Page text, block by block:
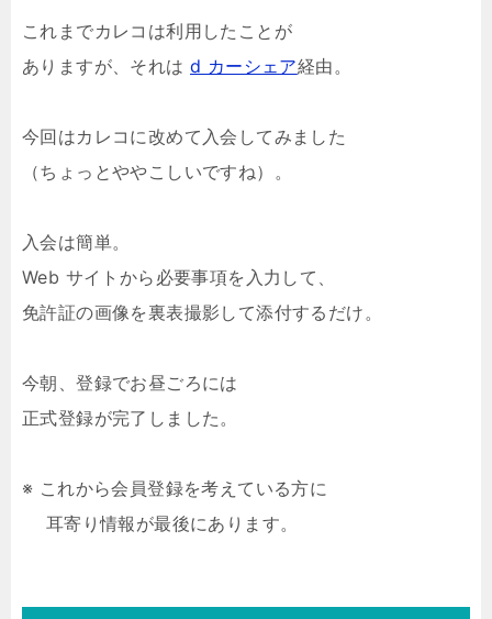
これまでカレコは利用したことが
ありますが、それは d カーシェア経由。
今回はカレコに改めて入会してみました
（ちょっとややこしいですね）。
入会は簡単。
Web サイトから必要事項を入力して、
免許証の画像を裏表撮影して添付するだけ。
今朝、登録でお昼ごろには
正式登録が完了しました。
※ これから会員登録を考えている方に
耳寄り情報が最後にあります。